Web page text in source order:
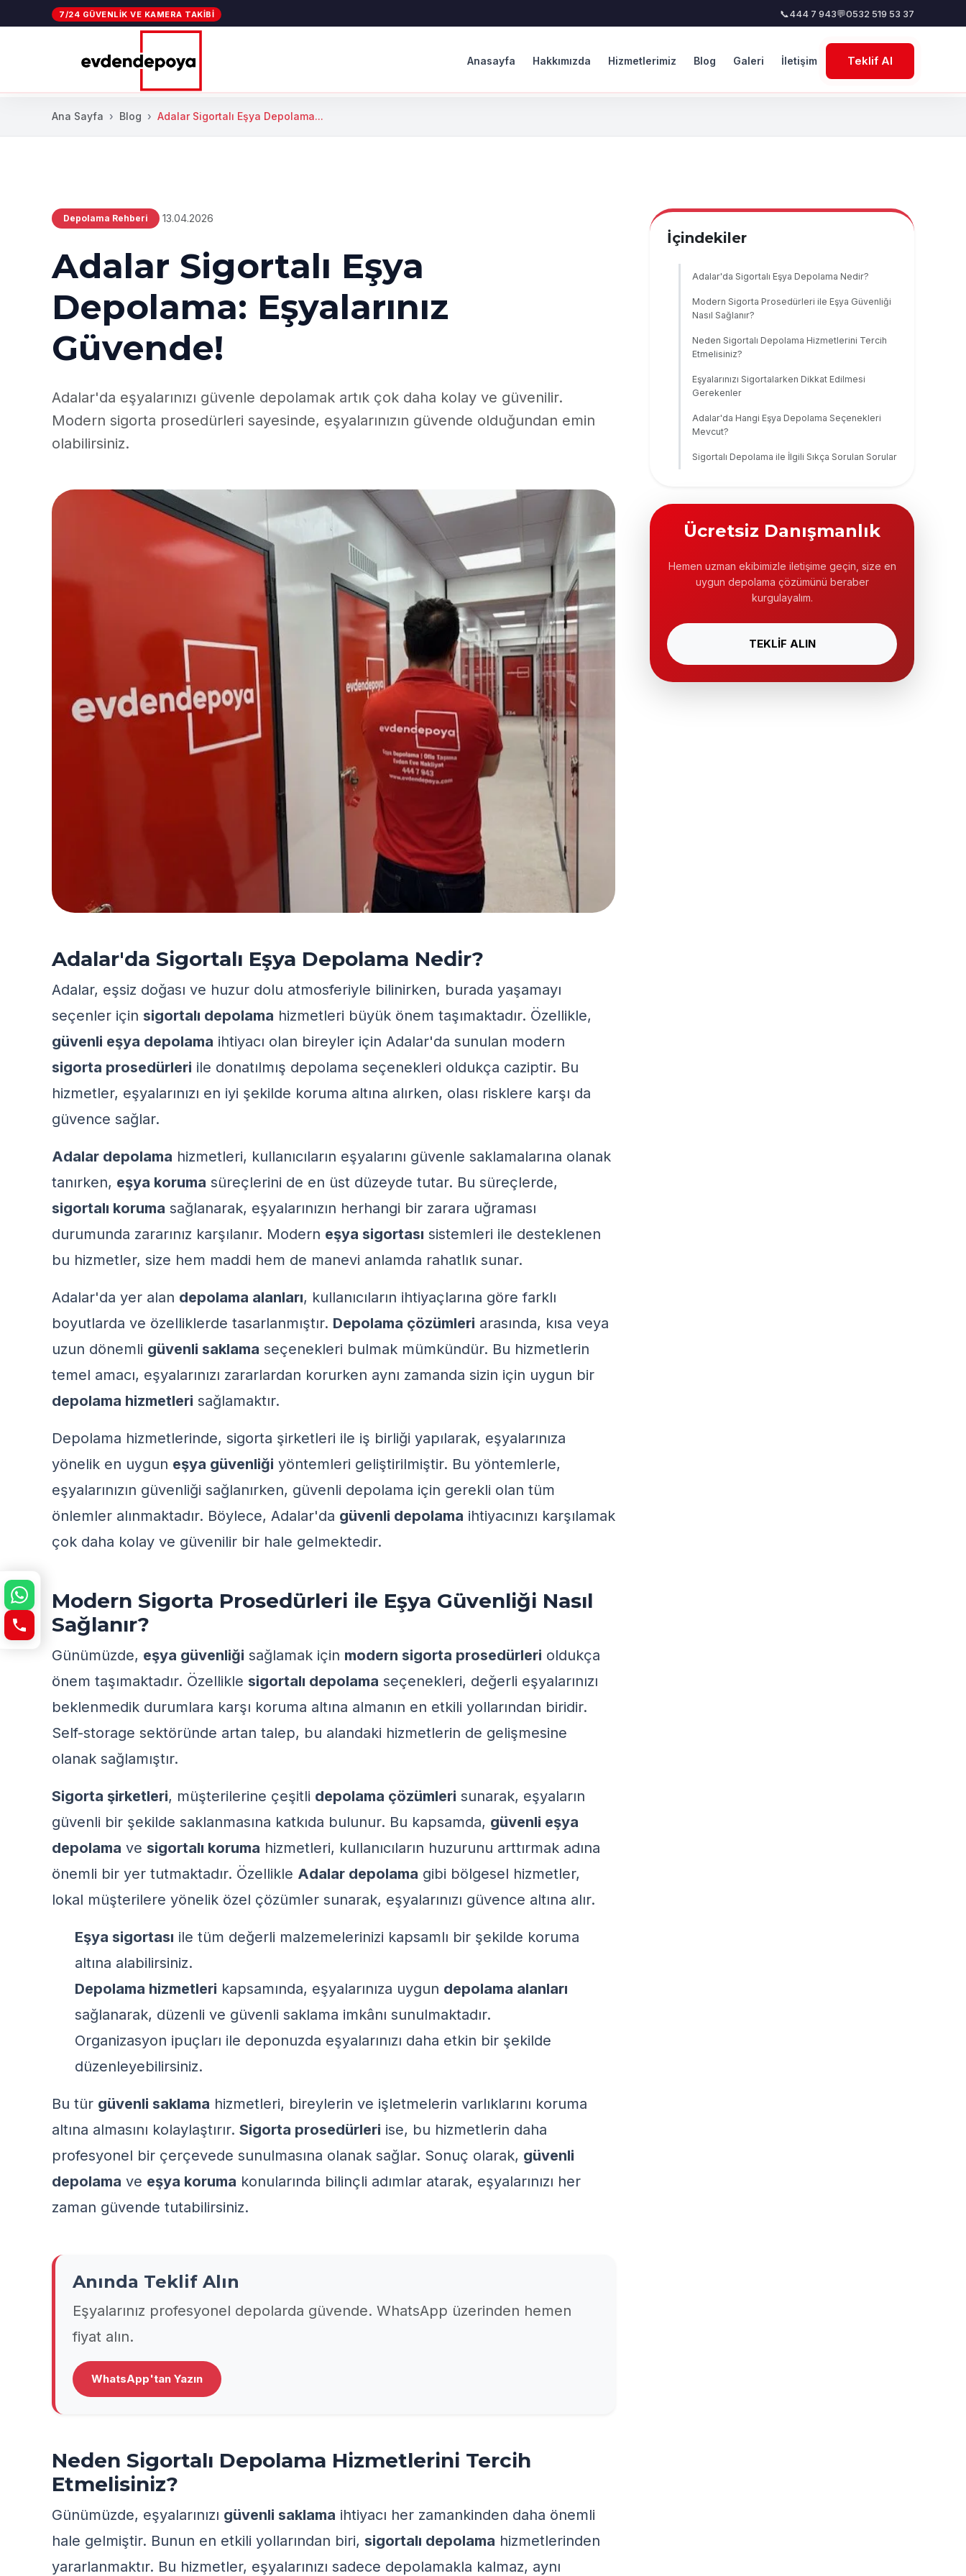
7/24 GÜVENLIK VE KAMERA TAKIBI 📞444 7 943💬0532 519 53 37
Anasayfa Hakkımızda Hizmetlerimiz Blog Galeri İletişim Teklif Al
Ana Sayfa Blog Adalar Sigortalı Eşya Depolama...
Depolama Rehberi 13.04.2026
Adalar Sigortalı Eşya
Depolama: Eşyalarınız
Güvende!
Adalar'da eşyalarınızı güvenle depolamak artık çok daha kolay ve güvenilir.
Modern sigorta prosedürleri sayesinde, eşyalarınızın güvende olduğundan emin
olabilirsiniz.
Adalar'da Sigortalı Eşya Depolama Nedir?
Adalar, eşsiz doğası ve huzur dolu atmosferiyle bilinirken, burada yaşamayı
seçenler için sigortalı depolama hizmetleri büyük önem taşımaktadır. Özellikle,
güvenli eşya depolama ihtiyacı olan bireyler için Adalar'da sunulan modern
sigorta prosedürleri ile donatılmış depolama seçenekleri oldukça caziptir. Bu
hizmetler, eşyalarınızı en iyi şekilde koruma altına alırken, olası risklere karşı da
güvence sağlar.
Adalar depolama hizmetleri, kullanıcıların eşyalarını güvenle saklamalarına olanak
tanırken, eşya koruma süreçlerini de en üst düzeyde tutar. Bu süreçlerde,
sigortalı koruma sağlanarak, eşyalarınızın herhangi bir zarara uğraması
durumunda zararınız karşılanır. Modern eşya sigortası sistemleri ile desteklenen
bu hizmetler, size hem maddi hem de manevi anlamda rahatlık sunar.
Adalar'da yer alan depolama alanları, kullanıcıların ihtiyaçlarına göre farklı
boyutlarda ve özelliklerde tasarlanmıştır. Depolama çözümleri arasında, kısa veya
uzun dönemli güvenli saklama seçenekleri bulmak mümkündür. Bu hizmetlerin
temel amacı, eşyalarınızı zararlardan korurken aynı zamanda sizin için uygun bir
depolama hizmetleri sağlamaktır.
Depolama hizmetlerinde, sigorta şirketleri ile iş birliği yapılarak, eşyalarınıza
yönelik en uygun eşya güvenliği yöntemleri geliştirilmiştir. Bu yöntemlerle,
eşyalarınızın güvenliği sağlanırken, güvenli depolama için gerekli olan tüm
önlemler alınmaktadır. Böylece, Adalar'da güvenli depolama ihtiyacınızı karşılamak
çok daha kolay ve güvenilir bir hale gelmektedir.
Modern Sigorta Prosedürleri ile Eşya Güvenliği Nasıl
Sağlanır?
Günümüzde, eşya güvenliği sağlamak için modern sigorta prosedürleri oldukça
önem taşımaktadır. Özellikle sigortalı depolama seçenekleri, değerli eşyalarınızı
beklenmedik durumlara karşı koruma altına almanın en etkili yollarından biridir.
Self-storage sektöründe artan talep, bu alandaki hizmetlerin de gelişmesine
olanak sağlamıştır.
Sigorta şirketleri, müşterilerine çeşitli depolama çözümleri sunarak, eşyaların
güvenli bir şekilde saklanmasına katkıda bulunur. Bu kapsamda, güvenli eşya
depolama ve sigortalı koruma hizmetleri, kullanıcıların huzurunu arttırmak adına
önemli bir yer tutmaktadır. Özellikle Adalar depolama gibi bölgesel hizmetler,
lokal müşterilere yönelik özel çözümler sunarak, eşyalarınızı güvence altına alır.
Eşya sigortası ile tüm değerli malzemelerinizi kapsamlı bir şekilde koruma
altına alabilirsiniz.
Depolama hizmetleri kapsamında, eşyalarınıza uygun depolama alanları
sağlanarak, düzenli ve güvenli saklama imkânı sunulmaktadır.
Organizasyon ipuçları ile deponuzda eşyalarınızı daha etkin bir şekilde
düzenleyebilirsiniz.
Bu tür güvenli saklama hizmetleri, bireylerin ve işletmelerin varlıklarını koruma
altına almasını kolaylaştırır. Sigorta prosedürleri ise, bu hizmetlerin daha
profesyonel bir çerçevede sunulmasına olanak sağlar. Sonuç olarak, güvenli
depolama ve eşya koruma konularında bilinçli adımlar atarak, eşyalarınızı her
zaman güvende tutabilirsiniz.
Anında Teklif Alın
Eşyalarınız profesyonel depolarda güvende. WhatsApp üzerinden hemen
fiyat alın.
WhatsApp'tan Yazın
Neden Sigortalı Depolama Hizmetlerini Tercih
Etmelisiniz?
Günümüzde, eşyalarınızı güvenli saklama ihtiyacı her zamankinden daha önemli
hale gelmiştir. Bunun en etkili yollarından biri, sigortalı depolama hizmetlerinden
yararlanmaktır. Bu hizmetler, eşyalarınızı sadece depolamakla kalmaz, aynı
İçindekiler
Adalar'da Sigortalı Eşya Depolama Nedir?
Modern Sigorta Prosedürleri ile Eşya Güvenliği
Nasıl Sağlanır?
Neden Sigortalı Depolama Hizmetlerini Tercih
Etmelisiniz?
Eşyalarınızı Sigortalarken Dikkat Edilmesi
Gerekenler
Adalar'da Hangi Eşya Depolama Seçenekleri
Mevcut?
Sigortalı Depolama ile İlgili Sıkça Sorulan Sorular
Ücretsiz Danışmanlık
Hemen uzman ekibimizle iletişime geçin, size en
uygun depolama çözümünü beraber
kurgulayalım.
TEKLİF ALIN